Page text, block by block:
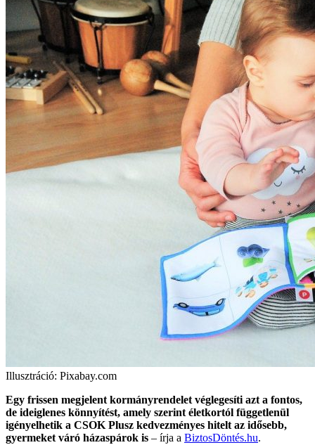
Illusztráció: Pixabay.com
Egy frissen megjelent kormányrendelet véglegesíti azt a fontos,
de ideiglenes könnyítést, amely szerint életkortól függetlenül
igényelhetik a CSOK Plusz kedvezményes hitelt az idősebb,
gyermeket váró házaspárok is – írja a BiztosDöntés.hu.